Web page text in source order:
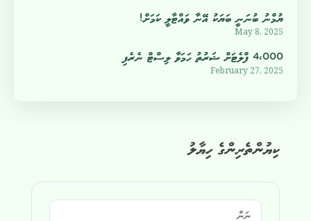
ކިޔުންތެރިންގެ ހިޔާލު
ޔުމްނު ބުނަނީ ބަޔަކު އޭނާ ވައްޓާލީ ކަމަށް!
May 8, 2025
4،000 ފްލެޓަށް ޝަރުތު ހަމަވާ ލިސްޓް ނެރެފި
February 27, 2025